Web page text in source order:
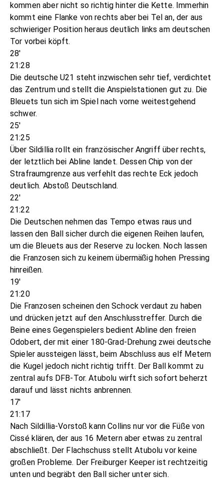
kommen aber nicht so richtig hinter die Kette. Immerhin
kommt eine Flanke von rechts aber bei Tel an, der aus
schwieriger Position heraus deutlich links am deutschen
Tor vorbei köpft.
28'
21:28
Die deutsche U21 steht inzwischen sehr tief, verdichtet
das Zentrum und stellt die Anspielstationen gut zu. Die
Bleuets tun sich im Spiel nach vorne weitestgehend
schwer.
25'
21:25
Über Sildillia rollt ein französischer Angriff über rechts,
der letztlich bei Abline landet. Dessen Chip von der
Strafraumgrenze aus verfehlt das rechte Eck jedoch
deutlich. Abstoß Deutschland.
22'
21:22
Die Deutschen nehmen das Tempo etwas raus und
lassen den Ball sicher durch die eigenen Reihen laufen,
um die Bleuets aus der Reserve zu locken. Noch lassen
die Franzosen sich zu keinem übermäßig hohen Pressing
hinreißen.
19'
21:20
Die Franzosen scheinen den Schock verdaut zu haben
und drücken jetzt auf den Anschlusstreffer. Durch die
Beine eines Gegenspielers bedient Abline den freien
Odobert, der mit einer 180-Grad-Drehung zwei deutsche
Spieler aussteigen lässt, beim Abschluss aus elf Metern
die Kugel jedoch nicht richtig trifft. Der Ball kommt zu
zentral aufs DFB-Tor. Atubolu wirft sich sofort beherzt
darauf und lässt nichts anbrennen.
17'
21:17
Nach Sildillia-Vorstoß kann Collins nur vor die Füße von
Cissé klären, der aus 16 Metern aber etwas zu zentral
abschließt. Der Flachschuss stellt Atubolu vor keine
großen Probleme. Der Freiburger Keeper ist rechtzeitig
unten und begräbt den Ball sicher unter sich.